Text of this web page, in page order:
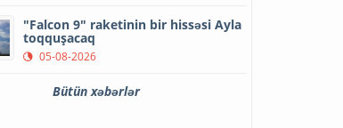
"Falcon 9" raketinin bir hissəsi Ayla
toqquşacaq
05-08-2026
Bütün xəbərlər